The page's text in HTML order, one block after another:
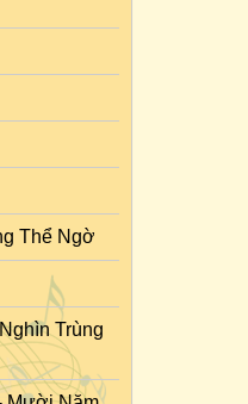
Thể Ngờ
Trùng